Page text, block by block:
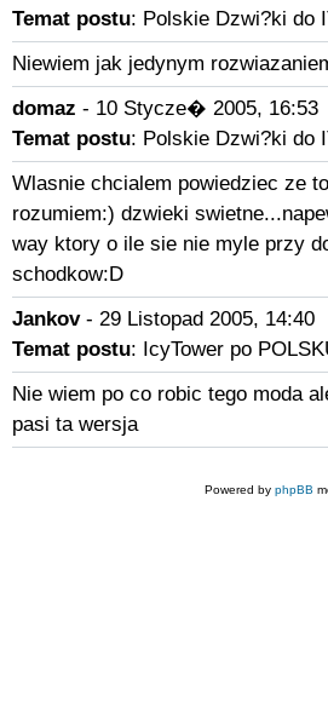
Temat postu: Polskie Dzwi?ki do
Niewiem jak jedynym
domaz - 10 Stycze� 2005, 16:53
Temat postu: Polskie Dzwi?ki do
Wlasnie chcialem powiedziec ze
rozumiem:) dzwieki
way ktory o ile sie nie myle przy
schodkow:D
Jankov- 29 Listopad 2005, 14:40
Temat postu: IcyTower po
Nie wiem po co robic tego moda
pasi ta wersja
Powered by phpBB